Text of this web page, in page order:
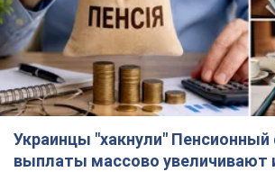
Украинцы "хакнули"
выплаты массово увеличивают